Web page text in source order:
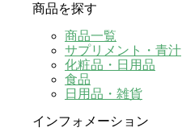
商品を探す
商品一覧
サプリメント・青汁
化粧品・日用品
食品
日用品・雑貨
インフォメーション